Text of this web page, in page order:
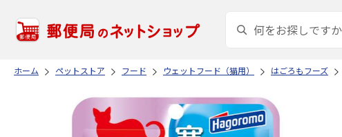
ホーム ペットストア フード ウェットフード（猫用） はごろもフーズ